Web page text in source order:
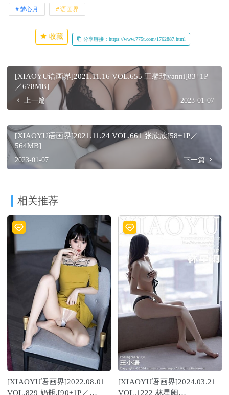
梦心月 语画界
收藏 分享链接：https://www.775t.com/1762887.html
[XIAOYU语画界]2021.11.16 VOL.655 王馨瑶yanni[83+1P
／678MB]
上一篇 2023-01-07
[XIAOYU语画界]2021.11.24 VOL.661 张欣欣[58+1P／
564MB]
2023-01-07 下一篇
相关推荐
[XIAOYU语画界]2022.08.01
VOL.829 奶瓶.[90+1P／
[XIAOYU语画界]2024.03.21
VOL.1222 林星阑